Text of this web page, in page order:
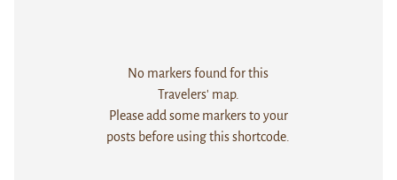
No markers found for this
Travelers' map.
Please add some markers to your
posts before using this shortcode.